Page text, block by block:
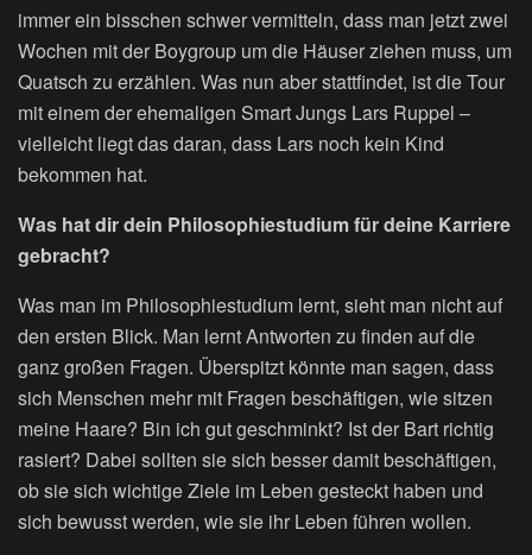
immer ein bisschen schwer vermitteln, dass man jetzt zwei
Wochen mit der Boygroup um die Häuser ziehen muss, um
Quatsch zu erzählen. Was nun aber stattfindet, ist die Tour
mit einem der ehemaligen Smart Jungs Lars Ruppel –
vielleicht liegt das daran, dass Lars noch kein Kind
bekommen hat.
Was hat dir dein Philosophiestudium für deine Karriere
gebracht?
Was man im Philosophiestudium lernt, sieht man nicht auf
den ersten Blick. Man lernt Antworten zu finden auf die
ganz großen Fragen. Überspitzt könnte man sagen, dass
sich Menschen mehr mit Fragen beschäftigen, wie sitzen
meine Haare? Bin ich gut geschminkt? Ist der Bart richtig
rasiert? Dabei sollten sie sich besser damit beschäftigen,
ob sie sich wichtige Ziele im Leben gesteckt haben und
sich bewusst werden, wie sie ihr Leben führen wollen.